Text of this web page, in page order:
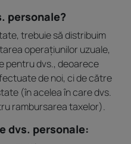
personale?
trebuie să distribuim
operațiunilor uzuale,
pentru dvs., deoarece
de noi, ci de către
(în acelea în care dvs.
rambursarea taxelor).
dvs. personale: